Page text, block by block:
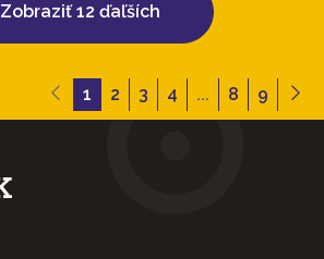
Zobraziť 12 ďaľších
1 2 3 4 ... 8 9